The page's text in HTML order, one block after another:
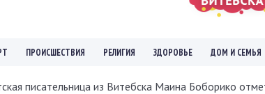
ПРОИСШЕСТВИЯ РЕЛИГИЯ ЗДОРОВЬЕ ДОМ И СЕМЬЯ
писательница из Витебска Маина Боборико